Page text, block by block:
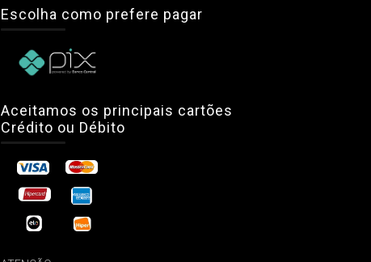
Escolha como prefere pagar
Aceitamos os principais cartões
Crédito ou Débito